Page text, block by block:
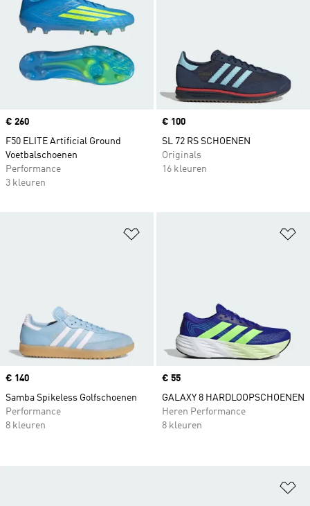
Price
€ 260
F50 ELITE Artificial Ground
Voetbalschoenen
Performance
3 kleuren
Price
€ 100
SL 72 RS SCHOENEN
Originals
16 kleuren
Price
€ 140
Samba Spikeless Golfschoenen
Performance
8 kleuren
Price
€ 55
GALAXY 8 HARDLOOPSCHOENEN
Heren Performance
8 kleuren